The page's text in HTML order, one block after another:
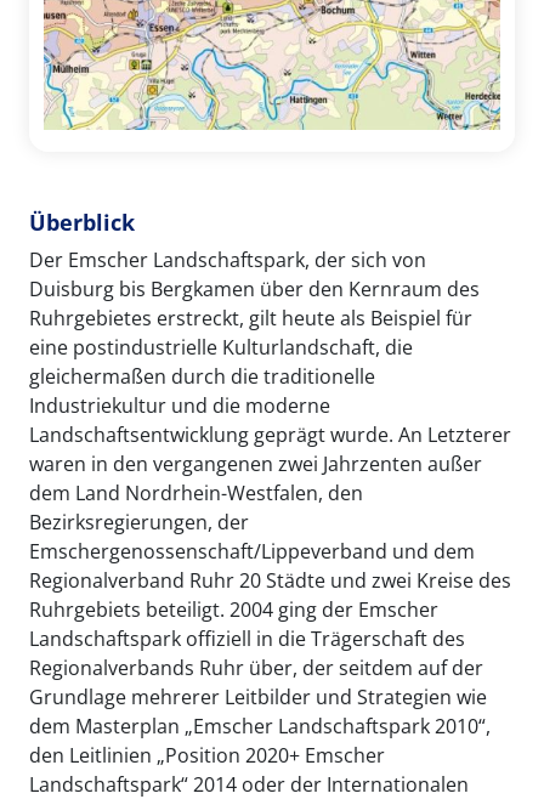
Überblick
Der Emscher Landschaftspark, der sich von
Duisburg bis Bergkamen über den Kernraum des
Ruhrgebietes erstreckt, gilt heute als Beispiel für
eine postindustrielle Kulturlandschaft, die
gleichermaßen durch die traditionelle
Industriekultur und die moderne
Landschaftsentwicklung geprägt wurde. An Letzterer
waren in den vergangenen zwei Jahrzenten außer
dem Land Nordrhein-Westfalen, den
Bezirksregierungen, der
Emschergenossenschaft/Lippeverband und dem
Regionalverband Ruhr 20 Städte und zwei Kreise des
Ruhrgebiets beteiligt. 2004 ging der Emscher
Landschaftspark offiziell in die Trägerschaft des
Regionalverbands Ruhr über, der seitdem auf der
Grundlage mehrerer Leitbilder und Strategien wie
dem Masterplan „Emscher Landschaftspark 2010“,
den Leitlinien „Position 2020+ Emscher
Landschaftspark“ 2014 oder der Internationalen